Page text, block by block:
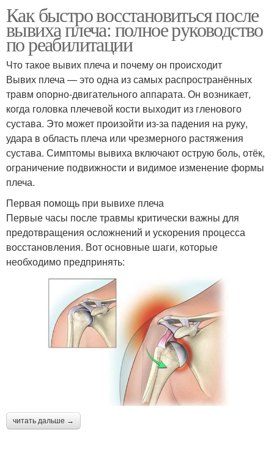
Как быстро восстановиться после
вывиха плеча: полное руководство
по реабилитации
Что такое вывих плеча и почему он происходит
Вывих плеча — это одна из самых распространённых
травм опорно-двигательного аппарата. Он возникает,
когда головка плечевой кости выходит из гленового
сустава. Это может произойти из-за падения на руку,
удара в область плеча или чрезмерного растяжения
сустава. Симптомы вывиха включают острую боль, отёк,
ограничение подвижности и видимое изменение формы
плеча.
Первая помощь при вывихе плеча
Первые часы после травмы критически важны для
предотвращения осложнений и ускорения процесса
восстановления. Вот основные шаги, которые
необходимо предпринять:
читать дальше →